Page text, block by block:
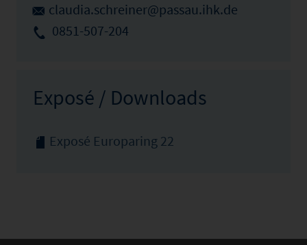
claudia.schreiner@passau.ihk.de
0851-507-204
Exposé / Downloads
Exposé Europaring 22